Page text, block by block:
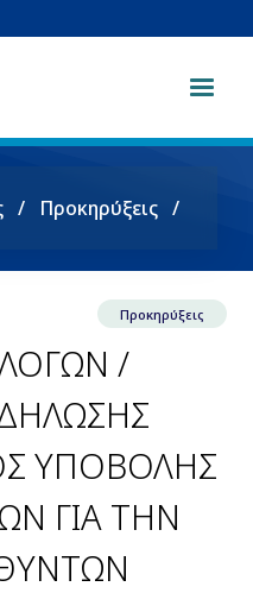
Προκηρύξεις
Προκηρύξεις
/
ΥΠΟΒΟΛΗΣ
ΓΙΑ ΤΗΝ